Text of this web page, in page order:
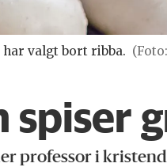
valgt bort ribba.
professor i